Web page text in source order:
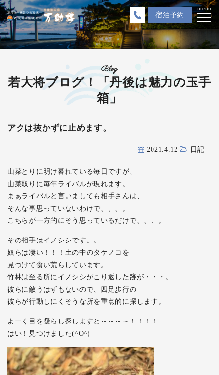
宿泊予約
menu
Blog
若大将ブログ！「丹後は魅力の玉手
箱」
アクは抜かずに止めます。
2021.4.12 日記
山菜とりに明け暮れている毎日ですが、
山菜取りに毎年ライバルが現れます。
まぁライバルと言いましても相手さんは、
そんな事思っていないわけで、、、。
こちらが一方的にそう思っているだけで、、、。
その相手はイノシシです。。
奴らは凄い！！！土の中のタケノコを
見つけて食い荒らしています。
竹林は至る所にイノシシがこり返した跡が・・・。
彼らに敵うはずもないので、四足歩行の
彼らが行動しにくそうな所を重点的に探します。
よーく目を凝らし探しますと～～～～！！！！
はい！見つけました(^O^)